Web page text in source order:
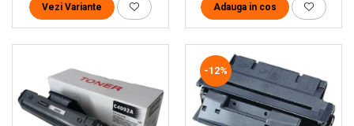
Vezi Variante Adauga in cos
-12%